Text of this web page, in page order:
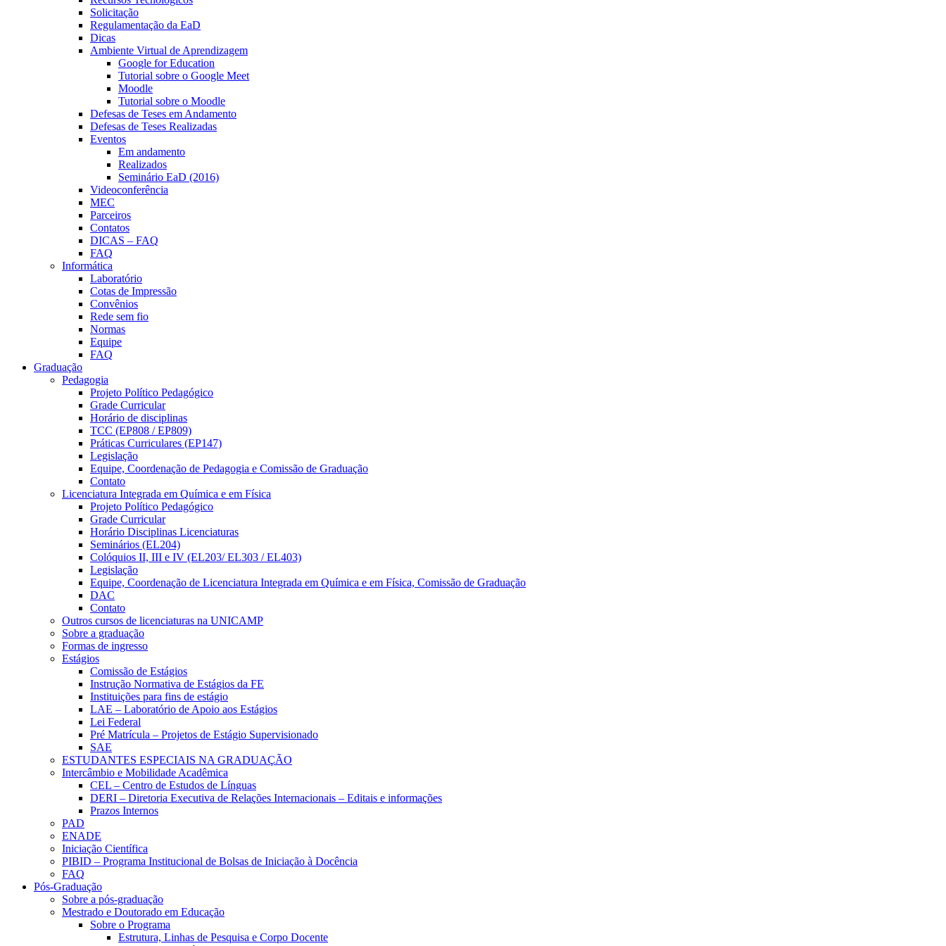
Solicitação
Regulamentação da EaD
Dicas
Ambiente Virtual de Aprendizagem
Google for Education
Tutorial sobre o Google Meet
Moodle
Tutorial sobre o Moodle
Defesas de Teses em Andamento
Defesas de Teses Realizadas
Eventos
Em andamento
Realizados
Seminário EaD (2016)
Videoconferência
MEC
Parceiros
Contatos
DICAS – FAQ
FAQ
Informática
Laboratório
Cotas de Impressão
Convênios
Rede sem fio
Normas
Equipe
FAQ
Graduação
Pedagogia
Projeto Político Pedagógico
Grade Curricular
Horário de disciplinas
TCC (EP808 / EP809)
Práticas Curriculares (EP147)
Legislação
Equipe, Coordenação de Pedagogia e Comissão de Graduação
Contato
Licenciatura Integrada em Química e em Física
Projeto Político Pedagógico
Grade Curricular
Horário Disciplinas Licenciaturas
Seminários (EL204)
Colóquios II, III e IV (EL203/ EL303 / EL403)
Legislação
Equipe, Coordenação de Licenciatura Integrada em Química e em Física, Comissão de Graduação
DAC
Contato
Outros cursos de licenciaturas na UNICAMP
Sobre a graduação
Formas de ingresso
Estágios
Comissão de Estágios
Instrução Normativa de Estágios da FE
Instituições para fins de estágio
LAE – Laboratório de Apoio aos Estágios
Lei Federal
Pré Matrícula – Projetos de Estágio Supervisionado
SAE
ESTUDANTES ESPECIAIS NA GRADUAÇÃO
Intercâmbio e Mobilidade Acadêmica
CEL – Centro de Estudos de Línguas
DERI – Diretoria Executiva de Relações Internacionais – Editais e informações
Prazos Internos
PAD
ENADE
Iniciação Científica
PIBID – Programa Institucional de Bolsas de Iniciação à Docência
FAQ
Pós-Graduação
Sobre a pós-graduação
Mestrado e Doutorado em Educação
Sobre o Programa
Estrutura, Linhas de Pesquisa e Corpo Docente